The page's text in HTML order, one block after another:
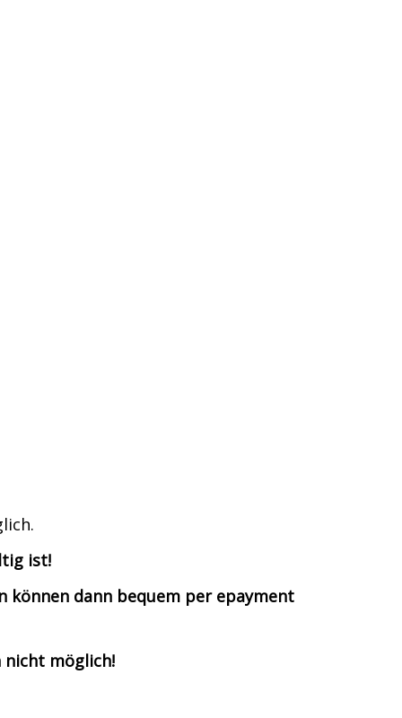
ist!
können dann bequem per epayment
nicht möglich!